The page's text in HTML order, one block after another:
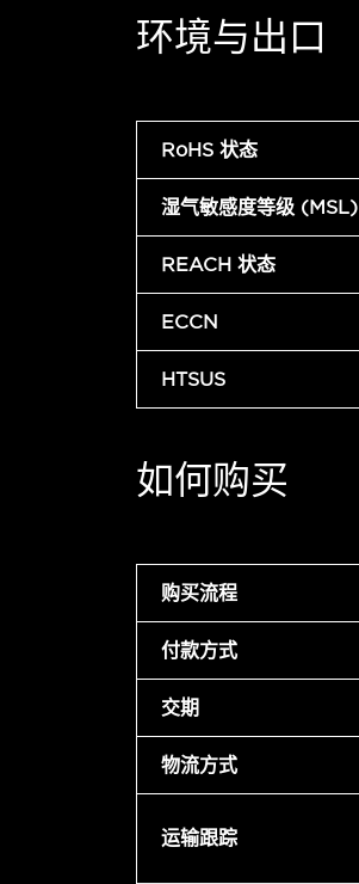
环境与出口
RoHS 状态
湿气敏感度等级 (MSL)
REACH 状态
ECCN
HTSUS
如何购买
购买流程
付款方式
交期
物流方式
运输跟踪